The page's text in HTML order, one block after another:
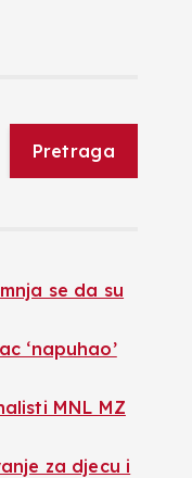
Pretraga
se da su
‘napuhao’
MNL MZ
za djecu i